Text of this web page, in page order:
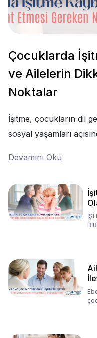
Çocuklarda
ve Ailelerin
Noktalar
İşitme, çocukların dil
sosyal yaşamları
Devamını Oku